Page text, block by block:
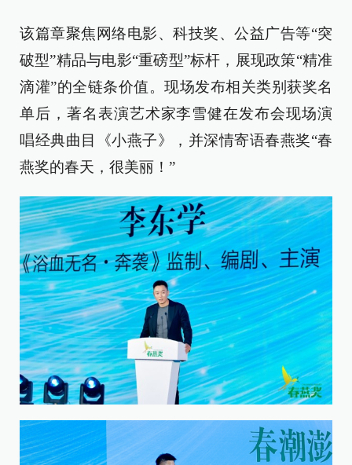
该篇章聚焦网络电影、科技奖、公益广告等“突
破型”精品与电影“重磅型”标杆，展现政策“精准
滴灌”的全链条价值。现场发布相关类别获奖名
单后，著名表演艺术家李雪健在发布会现场演
唱经典曲目《小燕子》，并深情寄语春燕奖“春
燕奖的春天，很美丽！”